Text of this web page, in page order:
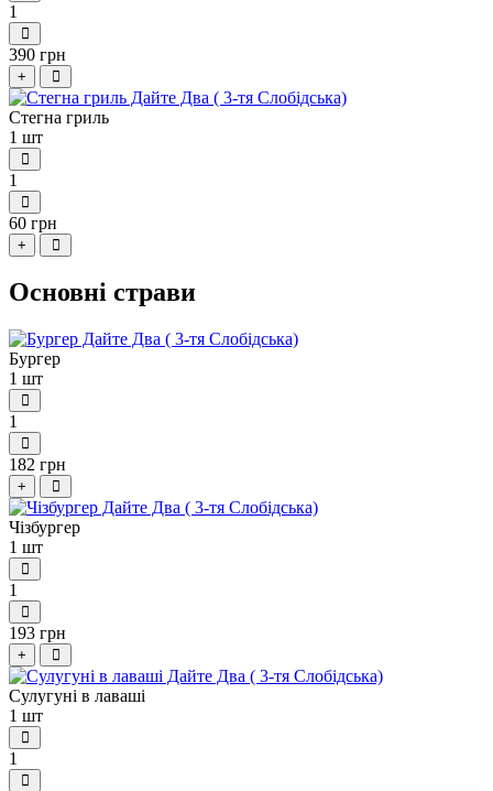
1
390 грн
+
Стегна гриль
1 шт
1
60 грн
+
Основні страви
Бургер
1 шт
1
182 грн
+
Чізбургер
1 шт
1
193 грн
+
Сулугуні в лаваші
1 шт
1